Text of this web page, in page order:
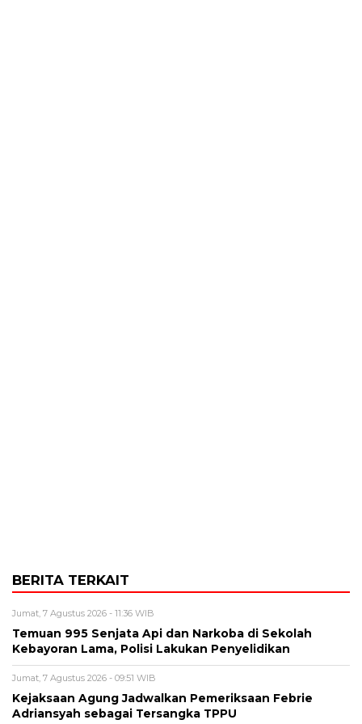
BERITA TERKAIT
Jumat, 7 Agustus 2026 - 11:36 WIB
Temuan 995 Senjata Api dan Narkoba di Sekolah
Kebayoran Lama, Polisi Lakukan Penyelidikan
Jumat, 7 Agustus 2026 - 09:51 WIB
Kejaksaan Agung Jadwalkan Pemeriksaan Febrie
Adriansyah sebagai Tersangka TPPU